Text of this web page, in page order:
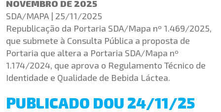
NOVEMBRO DE 2025
SDA/MAPA | 25/11/2025
Republicação da Portaria SDA/Mapa nº 1.469/2025,
que submete à Consulta Pública a proposta de
Portaria que altera a Portaria SDA/Mapa nº
1.174/2024, que aprova o Regulamento Técnico de
Identidade e Qualidade de Bebida Láctea.
PUBLICADO DOU 24/11/25